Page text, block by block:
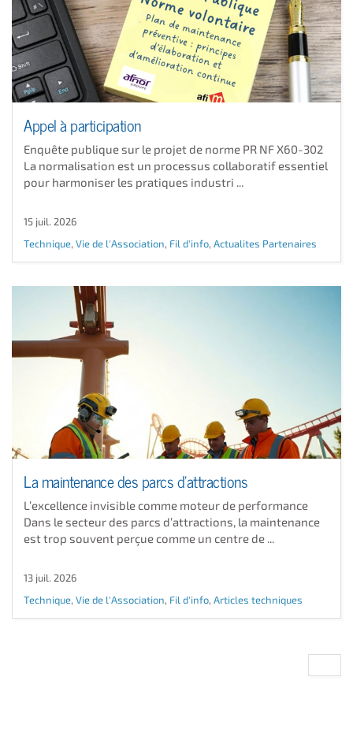
Appel à participation
Enquête publique sur le projet de norme PR NF X60-302
La normalisation est un processus collaboratif essentiel
pour harmoniser les pratiques industri ...
15 juil. 2026
Technique, Vie de l'Association, Fil d'info, Actualites Partenaires
La maintenance des parcs d’attractions
L’excellence invisible comme moteur de performance
Dans le secteur des parcs d’attractions, la maintenance
est trop souvent perçue comme un centre de ...
13 juil. 2026
Technique, Vie de l'Association, Fil d'info, Articles techniques